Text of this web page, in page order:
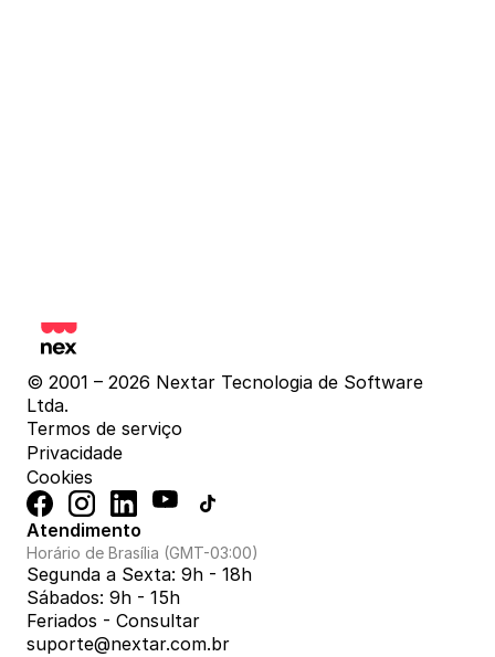
© 2001 – 2026 Nextar Tecnologia de Software
Ltda.
Termos de serviço
Privacidade
Cookies
Atendimento
Horário de Brasília (GMT-03:00)
Segunda a Sexta: 9h - 18h
Sábados: 9h - 15h
Feriados - Consultar
suporte@nextar.com.br